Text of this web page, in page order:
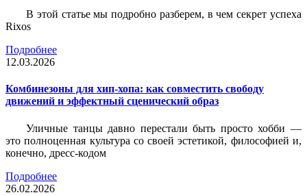
В этой статье мы подробно разберем, в чем секрет успеха
Rixos
Подробнее
12.03.2026
Комбинезоны для хип-хопа: как совместить свободу
движений и эффектный сценический образ
Уличные танцы давно перестали быть просто хобби —
это полноценная культура со своей эстетикой, философией и,
конечно, дресс-кодом
Подробнее
26.02.2026